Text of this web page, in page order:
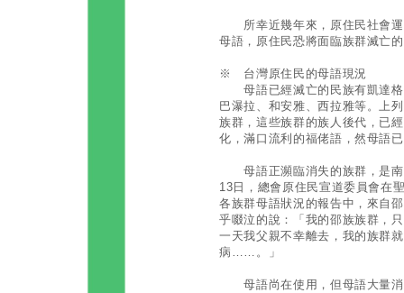
所幸近幾年來，原住民社會運
母語，原住民恐將面臨族群滅亡
※ 台灣原住民的母語現況
母語已經滅亡的民族有凱達格
巴瀑拉、和安雅、西拉雅等。上
族群，這些族群的族人後代，已
化，滿口流利的福佬語，然母語
母語正瀕臨消失的族群，是南
13日，總會原住民宣道委員會在
各族群母語狀況的報告中，來自
乎啜泣的說：「我的邵族族群，
一天我父親不幸離去，我的族群
病……。」
母語尚在使用，但母語大量消